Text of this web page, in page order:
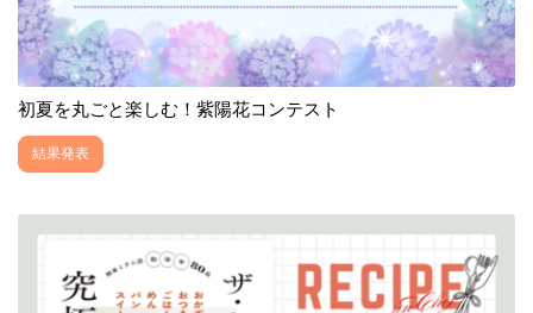
初夏を丸ごと楽しむ！紫陽花コンテスト
結果発表